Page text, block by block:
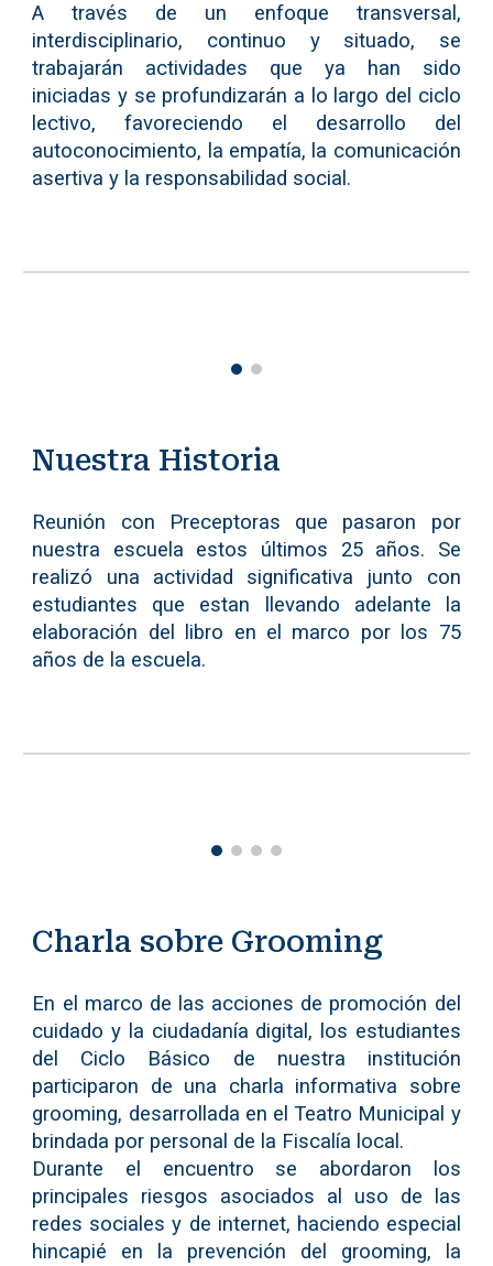
A través de un enfoque transversal,
interdisciplinario, continuo y situado, se
trabajarán actividades que ya han sido
iniciadas y se profundizarán a lo largo del ciclo
lectivo, favoreciendo el desarrollo del
autoconocimiento, la empatía, la comunicación
asertiva y la responsabilidad social.
Nuestra Historia
Reunión con Preceptoras que pasaron por
nuestra escuela estos últimos 25 años. Se
realizó una actividad significativa junto con
estudiantes que estan llevando adelante la
elaboración del libro en el marco por los 75
años de la escuela.
Charla sobre Grooming
En el marco de las acciones de promoción del
cuidado y la ciudadanía digital, los estudiantes
del Ciclo Básico de nuestra institución
participaron de una charla informativa sobre
grooming, desarrollada en el Teatro Municipal y
brindada por personal de la Fiscalía local.
Durante el encuentro se abordaron los
principales riesgos asociados al uso de las
redes sociales y de internet, haciendo especial
hincapié en la prevención del grooming, la